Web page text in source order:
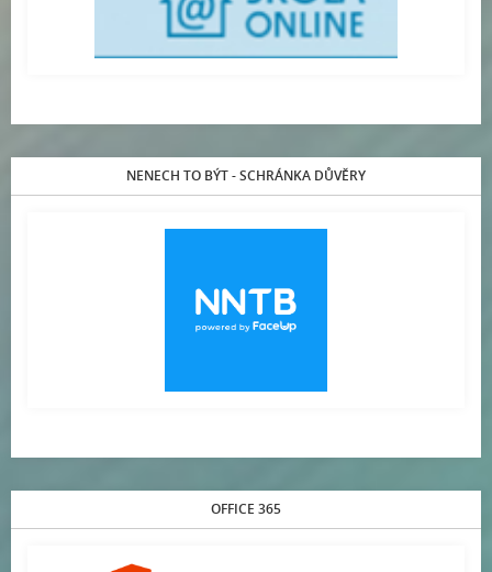
NENECH TO BÝT - SCHRÁNKA DŮVĚRY
OFFICE 365